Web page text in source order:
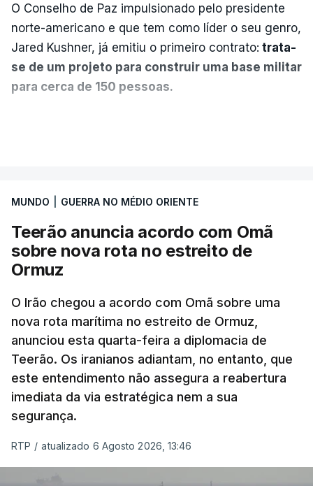
O Conselho de Paz impulsionado pelo presidente
norte-americano e que tem como líder o seu genro,
Jared Kushner, já emitiu o primeiro contrato: trata-
se de um projeto para construir uma base militar
para cerca de 150 pessoas.
que já colaborou com a Administração norte-
americana em projetos no Médio Oriente,
nomeadamente no Iraque.
militar deverá ficar nos 60 por cento de
território de Gaza que Israel controla e a cerca
de 1,5 quilómetros da fronteira com Israel.
Permite, desta forma, uma extração rápida em
caso de ataque.
Segundo um funcionário do Conselho de Paz, a
organização está na “fase final de preparação de
MUNDO GUERRA NO MÉDIO ORIENTE
Teerão anuncia acordo com Omã
sobre nova rota no estreito de
Ormuz
O Irão chegou a acordo com Omã sobre uma
nova rota marítima no estreito de Ormuz,
anunciou esta quarta-feira a diplomacia de
Teerão. Os iranianos adiantam, no entanto, que
este entendimento não assegura a reabertura
imediata da via estratégica nem a sua
segurança.
RTP / atualizado 6 Agosto 2026, 13:46